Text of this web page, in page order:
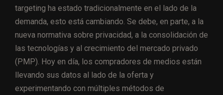
targeting ha estado tradicionalmente en el lado de la
demanda, esto está cambiando. Se debe, en parte, a la
nueva normativa sobre privacidad, a la consolidación de
las tecnologías y al crecimiento del mercado privado
(PMP). Hoy en día, los compradores de medios están
llevando sus datos al lado de la oferta y
experimentando con múltiples métodos de